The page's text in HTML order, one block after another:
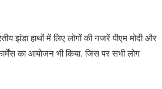
झंडा हाथों में लिए लोगों की नजरें पीएम मोदी और
का आयोजन भी किया. जिस पर सभी लोग